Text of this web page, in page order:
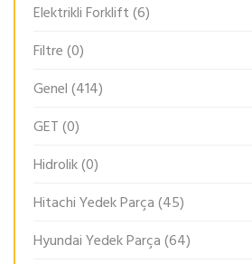
Elektrikli Forklift(6)
Filtre(0)
Genel(414)
GET(0)
Hidrolik(0)
Hitachi Yedek Parça(45)
Hyundai Yedek Parça(64)